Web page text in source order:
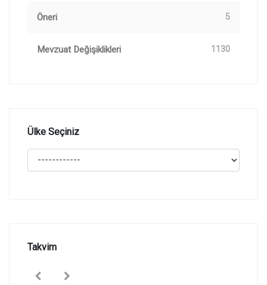
Öneri 5
Mevzuat Değişiklikleri 1130
Ülke Seçiniz
Takvim